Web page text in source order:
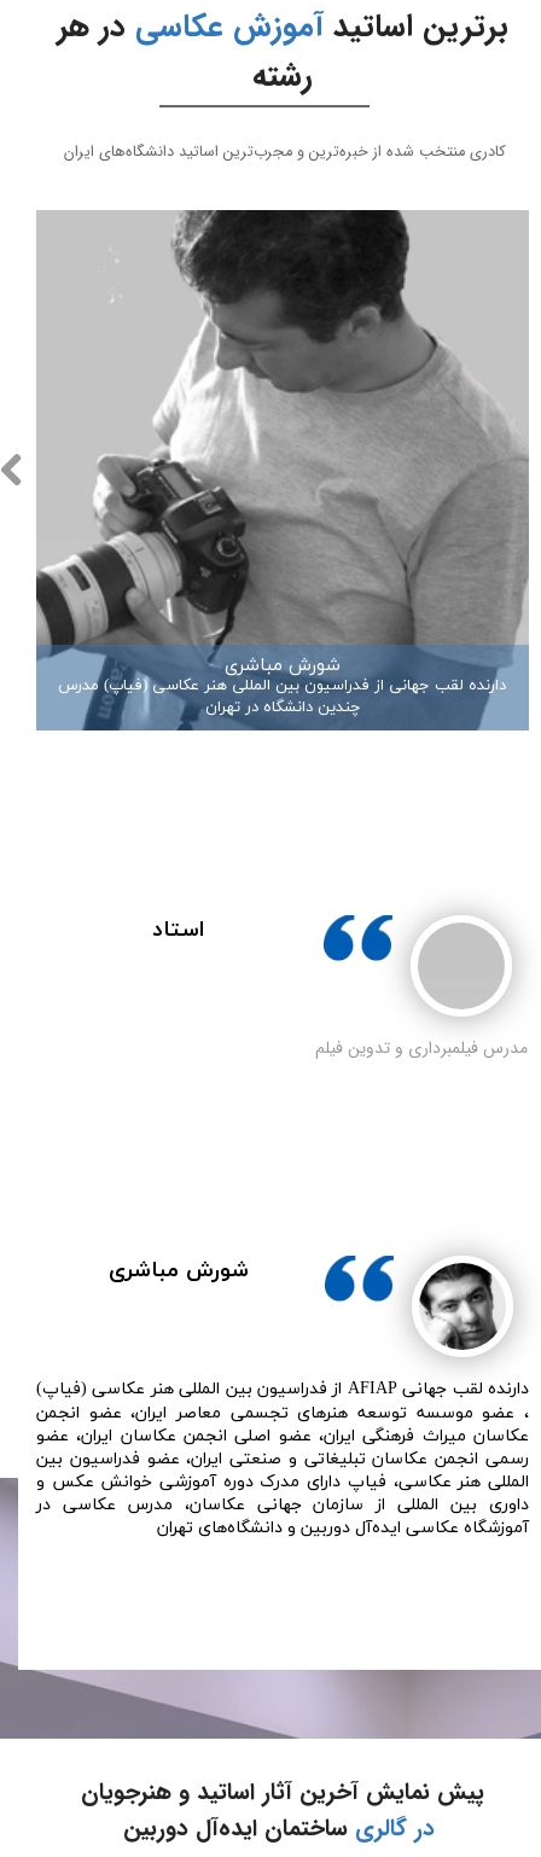
برترین اساتیدآموزش عکاسی در هر
رشته
کادری منتخب شده از خبره‌ترین و مجرب‌ترین اساتید دانشگاه‌های ایران
شورش مباشری
دارنده لقب جهانی از فدراسیون بین المللی هنر عکاسی (فیاپ) مدرس
چندین دانشگاه در تهران
استاد
مدرس فیلمبرداری و تدوین فیلم
شورش مباشری
دارنده لقب جهانی AFIAP از فدراسیون بین المللی هنر عکاسی (فیاپ)
، عضو موسسه توسعه هنرهای تجسمی معاصر ایران، عضو انجمن
عکاسان میراث فرهنگی ایران، عضو اصلی انجمن عکاسان ایران، عضو
رسمی انجمن عکاسان تبلیغاتی و صنعتی ایران، عضو فدراسیون بین
المللی هنر عکاسی، فیاپ دارای مدرک دوره آموزشی خوانش عکس و
داوری بین المللی از سازمان جهانی عکاسان، مدرس عکاسی در
آموزشگاه عکاسی ایده‌آل دوربین و دانشگاه‌های تهران
پیش نمایش آخرین آثار اساتید و هنرجویان
در گالری ساختمان ایده‌آل دوربین